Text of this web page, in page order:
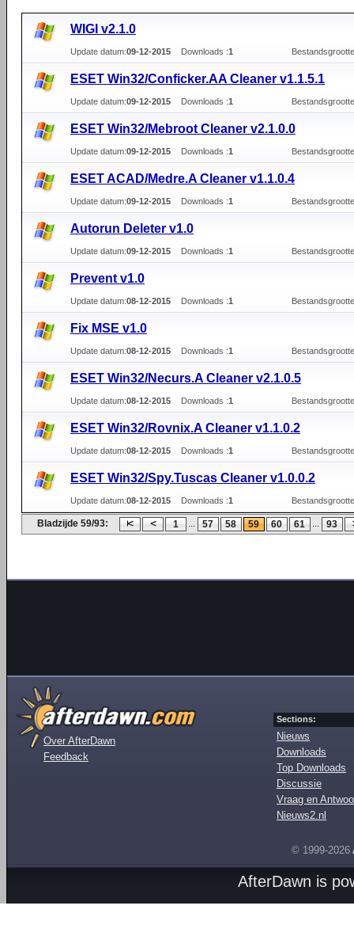
WIGI v2.1.0
Update datum:09-12-2015 Downloads :1
ESET Win32/Conficker.AA Cleaner v1.1.5.1
Update datum:09-12-2015 Downloads :1
ESET Win32/Mebroot Cleaner v2.1.0.0
Update datum:09-12-2015 Downloads :1
ESET ACAD/Medre.A Cleaner v1.1.0.4
Update datum:09-12-2015 Downloads :1
Autorun Deleter v1.0
Update datum:09-12-2015 Downloads :1
Prevent v1.0
Update datum:08-12-2015 Downloads :1
Fix MSE v1.0
Update datum:08-12-2015 Downloads :1
ESET Win32/Necurs.A Cleaner v2.1.0.5
Update datum:08-12-2015 Downloads :1
ESET Win32/Rovnix.A Cleaner v1.1.0.2
Update datum:08-12-2015 Downloads :1
ESET Win32/Spy.Tuscas Cleaner v1.0.0.2
Update datum:08-12-2015 Downloads :1
Bladzijde 59/93: 1 ... 57 58 59 60 61 ... 93
Over AfterDawn
Feedback
Sections:
Nieuws
Downloads
Top Downloads
Discussie
Vraag en
Nieuws2.nl
© 1999-2026
AfterDawn is